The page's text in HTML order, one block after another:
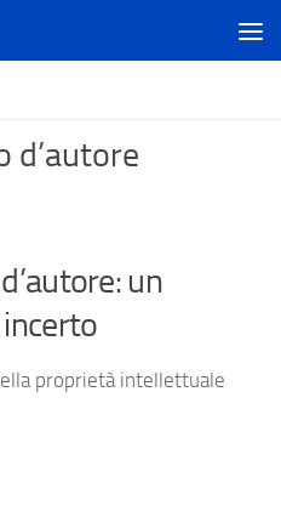
d’autore
un
proprietà intellettuale